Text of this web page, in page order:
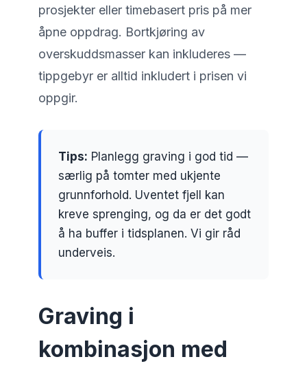
prosjekter eller timebasert pris på mer
åpne oppdrag. Bortkjøring av
overskuddsmasser kan inkluderes —
tippgebyr er alltid inkludert i prisen vi
oppgir.
Tips: Planlegg graving i god tid —
særlig på tomter med ukjente
grunnforhold. Uventet fjell kan
kreve sprenging, og da er det godt
å ha buffer i tidsplanen. Vi gir råd
underveis.
Graving i
kombinasjon med